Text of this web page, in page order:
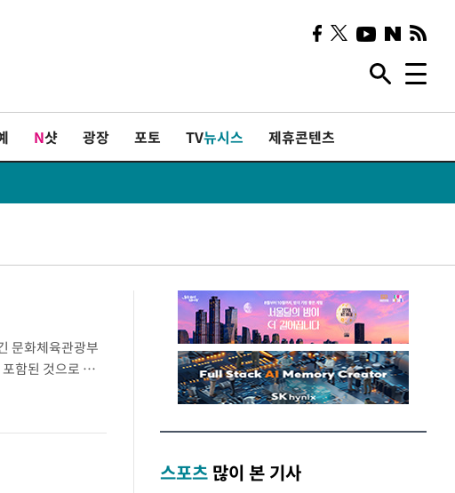
N샷 광장 포토 TV뉴시스 제휴콘텐츠
문화체육관광부
함된 것으로 나
결과' 문건에는
스포츠 많이 본 기사